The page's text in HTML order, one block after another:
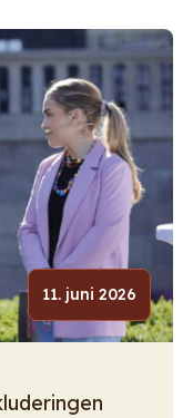
11. juni 2026